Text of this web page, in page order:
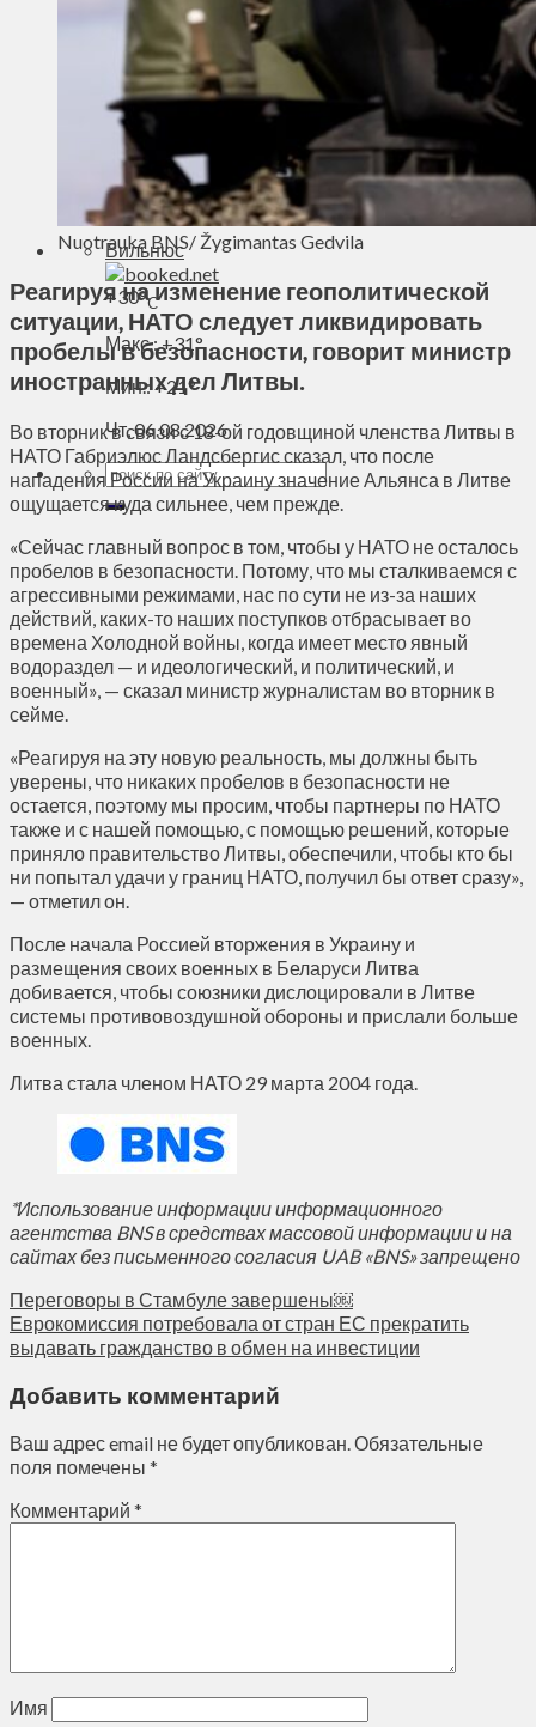
Визиты
Выборы
Агроновости
Едим дома
Ищу семью
Духовное пространство
Спорт
Технологии
Энергетика
Вильнюс
+30°C
Макс.:+31°
Мин.:+21°
Чт, 06.08.2026
Nuotrauka BNS/ Žygimantas Gedvila
Реагируя на изменение геополитической
ситуации, НАТО следует ликвидировать
пробелы в безопасности, говорит министр
иностранных дел Литвы.
Во вторник в связи с 18-ой годовщиной членства Литвы в
НАТО Габриэлюс Ландсбергис сказал, что после
нападения России на Украину значение Альянса в Литве
ощущается куда сильнее, чем прежде.
«Сейчас главный вопрос в том, чтобы у НАТО не осталось
пробелов в безопасности. Потому, что мы сталкиваемся с
агрессивными режимами, нас по сути не из-за наших
действий, каких-то наших поступков отбрасывает во
времена Холодной войны, когда имеет место явный
водораздел — и идеологический, и политический, и
военный», — сказал министр журналистам во вторник в
сейме.
«Реагируя на эту новую реальность, мы должны быть
уверены, что никаких пробелов в безопасности не
остается, поэтому мы просим, чтобы партнеры по НАТО
также и с нашей помощью, с помощью решений, которые
приняло правительство Литвы, обеспечили, чтобы кто бы
ни попытал удачи у границ НАТО, получил бы ответ сразу»,
— отметил он.
После начала Россией вторжения в Украину и
размещения своих военных в Беларуси Литва
добивается, чтобы союзники дислоцировали в Литве
системы противовоздушной обороны и прислали больше
военных.
Литва стала членом НАТО 29 марта 2004 года.
*Использование информации информационного
агентства BNS в средствах массовой информации и на
сайтах без письменного согласия UAB «BNS» запрещено
Переговоры в Стамбуле завершены￼
Еврокомиссия потребовала от стран ЕС прекратить
выдавать гражданство в обмен на инвестиции
Добавить комментарий
Ваш адрес email не будет опубликован.Обязательные
поля помечены *
Комментарий *
Имя